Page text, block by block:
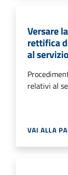
Versare
rettifica
al
relativi al
VAI ALLA